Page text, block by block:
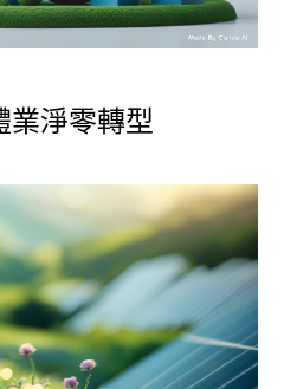
業淨零轉型